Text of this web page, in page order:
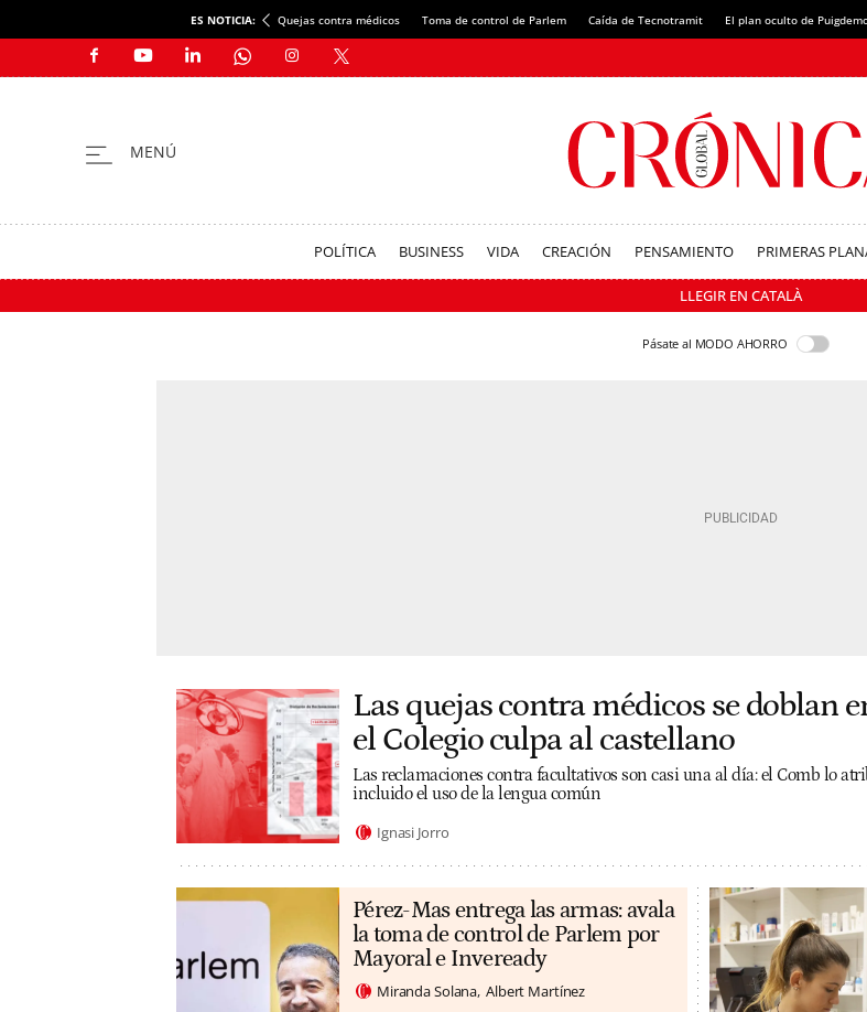
ES NOTICIA: Quejas contra médicos Toma de control de Parlem Caída de Tecnotramit El plan oculto de
POLÍTICA BUSINESS VIDA CREACIÓN PENSAMIENTO PRIMERAS
LLEGIR EN CATALÀ
Pásate al MODO AHORRO
Las quejas contra médicos se doblan
el Colegio culpa al castellano
Las reclamaciones contra facultativos son casi una al día: el Comb lo
incluido el uso de la lengua común
Ignasi Jorro
Pérez-Mas entrega las armas: avala
la toma de control de Parlem por
Mayoral e Inveready
Miranda Solana Albert Martínez